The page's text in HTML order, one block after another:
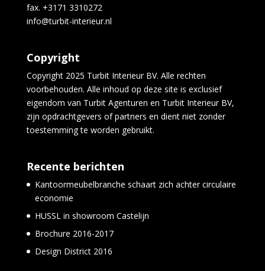
fax. +3171 3310272
info@turbit-interieur.nl
Copyright
Copyright 2025 Turbit Interieur BV. Alle rechten
voorbehouden. Alle inhoud op deze site is exclusief
eigendom van Turbit Agenturen en Turbit Interieur BV,
zijn opdrachtgevers of partners en dient niet zonder
toestemming te worden gebruikt.
Recente berichten
Kantoormeubelbranche schaart zich achter circulaire
economie
HUSSL in showroom Castelijn
Brochure 2016-2017
Design District 2016